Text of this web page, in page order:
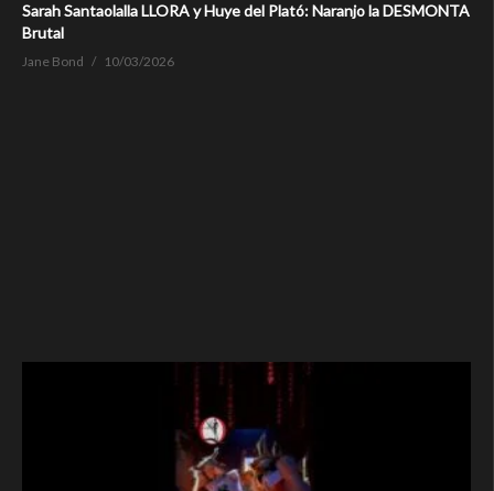
Sarah Santaolalla LLORA y Huye del Plató: Naranjo la DESMONTA
Brutal
Jane Bond 10/03/2026